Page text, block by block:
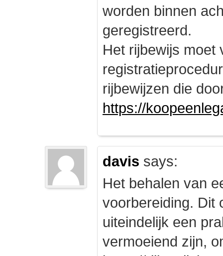
worden binnen
geregistreerd.
Het rijbewijs moet
rijbewijzen die
https://
davis says:
Het behalen van
voorbereiding. Dit
uiteindelijk een
vermoeiend zijn,